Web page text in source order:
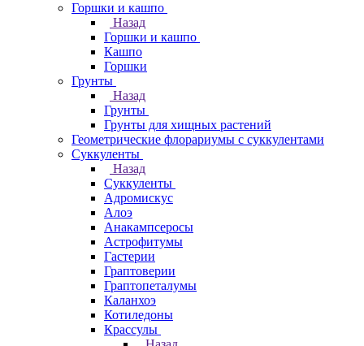
Горшки и кашпо
Назад
Горшки и кашпо
Кашпо
Горшки
Грунты
Назад
Грунты
Грунты для хищных растений
Геометрические флорариумы с суккулентами
Суккуленты
Назад
Суккуленты
Адромискус
Алоэ
Анакампсеросы
Астрофитумы
Гастерии
Граптоверии
Граптопеталумы
Каланхоэ
Котиледоны
Крассулы